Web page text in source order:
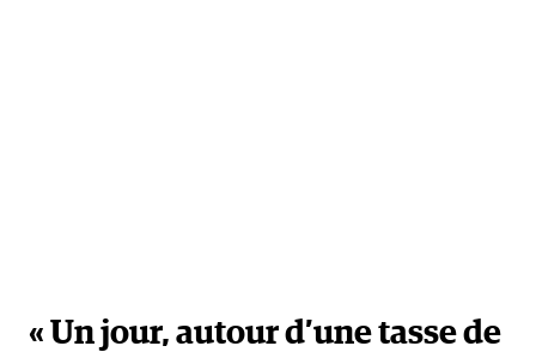
« Un jour, autour d’une tasse de